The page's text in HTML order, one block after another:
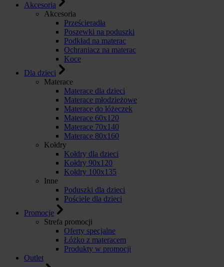
Akcesoria
Akcesoria
Prześcieradła
Poszewki na poduszki
Podkład na materac
Ochraniacz na materac
Koce
Dla dzieci
Materace
Materace dla dzieci
Materace młodzieżowe
Materace do łóżeczek
Materace 60x120
Materace 70x140
Materace 80x160
Kołdry
Kołdry dla dzieci
Kołdry 90x120
Kołdry 100x135
Inne
Poduszki dla dzieci
Pościele dla dzieci
Promocje
Strefa promocji
Oferty specjalne
Łóżko z materacem
Produkty w promocji
Outlet